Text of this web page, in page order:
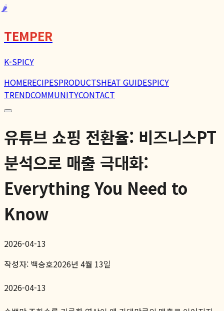
🌶️
TEMPER
K-SPICY
HOMERECIPESPRODUCTSHEAT GUIDESPICY
TRENDCOMMUNITYCONTACT
유튜브 쇼핑 전환율: 비즈니스PT
분석으로 매출 극대화:
Everything You Need to
Know
2026-04-13
작성자: 백승호2026년 4월 13일
2026-04-13